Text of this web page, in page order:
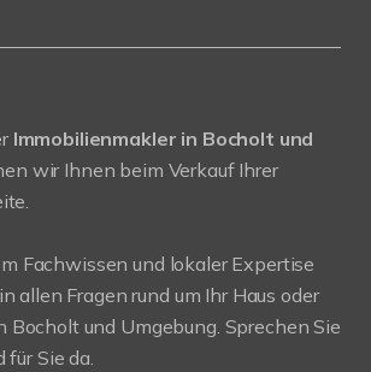
Immobilienmakler in Bocholt und
wir Ihnen beim Verkauf Ihrer
Fachwissen und lokaler Expertise
allen Fragen rund um Ihr Haus oder
Bocholt und Umgebung. Sprechen Sie
Sie da.